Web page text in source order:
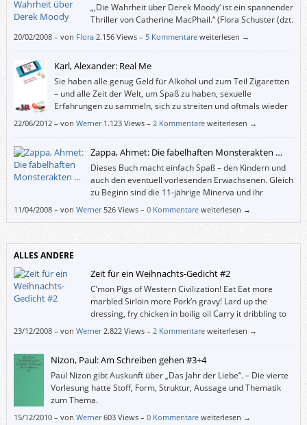
„,Die Wahrheit über Derek Moody‘ ist ein spannender
Thriller von Catherine MacPhail.“ (Flora Schuster (dzt.
10 Jahre alt))
20/02/2008– von Flora 2.156 Views – 5 Kommentare weiterlesen →
Karl, Alexander: Real Me
Sie haben alle genug Geld für Alkohol und zum Teil Zigaretten
– und alle Zeit der Welt, um Spaß zu haben, sexuelle
Erfahrungen zu sammeln, sich zu streiten und oftmals wieder
zu versöhnen. Sie sind nicht aktiv auf der „Suche nach dem
22/06/2012– von Werner 1.123 Views – 2 Kommentare weiterlesen →
Zappa, Ahmet: Die fabelhaften Monsterakten …
Dieses Buch macht einfach Spaß – den Kindern und
auch den eventuell vorlesenden Erwachsenen. Gleich
zu Beginn sind die 11-jährige Minerva und ihr
jüngerer Bruder Max in höchster Gefahr, denn beim
selbst gefangen genommen worden und schweben in Käfigen über
einem Abgrund, in dem Lava brodelt.
11/04/2008– von Werner 526 Views – 0 Kommentare weiterlesen →
ALLES ANDERE
Zeit für ein Weihnachts-Gedicht #2
C’mon Pigs of Western Civilization! Eat Eat more
marbled Sirloin more Pork‘n gravy! Lard up the
dressing, fry chicken in boilig oil Carry it dribbling to
gray climes, snowed with salt, Little lambs covered
[…]
23/12/2008– von Werner 2.822 Views – 2 Kommentare weiterlesen →
Nizon, Paul: Am Schreiben gehen #3+4
Paul Nizon gibt Auskunft über „Das Jahr der Liebe“. – Die vierte
Vorlesung hatte Stoff, Form, Struktur, Aussage und Thematik
zum Thema.
15/12/2010– von Werner 603 Views – 0 Kommentare weiterlesen →